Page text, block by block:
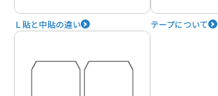
Ｌ貼と中貼の違い テープについて